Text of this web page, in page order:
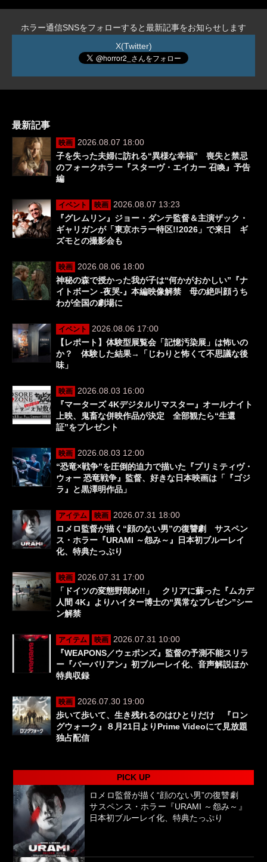
ホラー通信SNSをフォローすると最新記事をお知らせします
X(Twitter)
最新記事
映画
2026.08.07 18:00
子を失った夫婦に訪れる“異様な幸福” 喪失と禁忌
のフォークホラー『スターヴ・エイカー 召喚』予告
編
イベント 映画
2026.08.07 13:23
『グレムリン』ジョー・ダンテ監督＆主演ザック・
ギャリガンが「東京ホラー特区!!2026」で来日 ギ
ズモとの撮影会も
映画
2026.08.06 18:00
神秘の森で授かった我が子は“何かがおかしい”『ナ
イトボーン -夜哭-』本編映像解禁 母の絶叫顔うち
わが全国の劇場に
イベント
2026.08.06 17:00
【レポート】体験型展覧会「記憶汚染展」は怖いの
か？ 体験した結果→「じわりと怖くて不思議な後
味」
映画
2026.08.03 16:00
『マーターズ 4Kデジタルリマスター』オールナイト
上映、鬼畜な併映作品が決定 全部観たら“生還
証”をプレゼント
映画
2026.08.03 12:00
“恐竜×戦争”を圧倒的迫力で描いた『プリミティヴ・
ウォー 恐竜戦争』監督、好きな日本映画は「『ゴジ
ラ』と黒澤明作品」
アイテム 映画
2026.07.31 18:00
ロメロ監督が描く“顔のない男”の復讐劇 サスペン
ス・ホラー『URAMI ～怨み～』日本初ブルーレイ
化、特典たっぷり
映画
2026.07.31 17:00
「ドイツの変態野郎め!!」 クリアに蘇った『ムカデ
人間 4K』よりハイター博士の“異常なプレゼン”シー
ン解禁
アイテム 映画
2026.07.31 10:00
『WEAPONS／ウェポンズ』監督の予測不能スリラ
ー『バーバリアン』初ブルーレイ化、音声解説ほか
特典収録
映画
2026.07.30 19:00
歩いて歩いて、生き残れるのはひとりだけ 『ロン
グウォーク』８月21日よりPrime Videoにて見放題
独占配信
PICK UP
ロメロ監督が描く“顔のない男”の復讐劇
サスペンス・ホラー『URAMI ～怨み～』
日本初ブルーレイ化、特典たっぷり